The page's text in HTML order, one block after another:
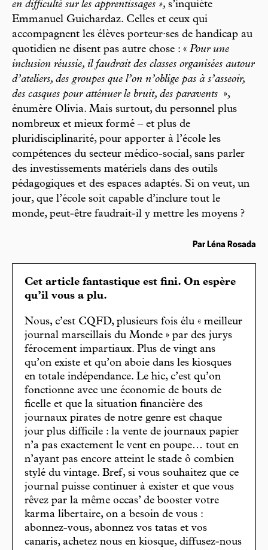
en difficulté sur les apprentissages », s’inquiète
Emmanuel Guichardaz. Celles et ceux qui
accompagnent les élèves porteur·ses de handicap au
quotidien ne disent pas autre chose : « Pour une
inclusion réussie, il faudrait des classes organisées autour
d’ateliers, des groupes que l’on n’oblige pas à s’asseoir,
des casques pour atténuer le bruit, des paravents »,
énumère Olivia. Mais surtout, du personnel plus
nombreux et mieux formé – et plus de
pluridisciplinarité, pour apporter à l’école les
compétences du secteur médico-social, sans parler
des investissements matériels dans des outils
pédagogiques et des espaces adaptés. Si on veut, un
jour, que l’école soit capable d’inclure tout le
monde, peut-être faudrait-il y mettre les moyens ?
Par Léna Rosada
Cet article fantastique est fini. On espère
qu’il vous a plu.
Nous, c’est CQFD, plusieurs fois élu « meilleur
journal marseillais du Monde » par des jurys
férocement impartiaux. Plus de vingt ans
qu’on existe et qu’on aboie dans les kiosques
en totale indépendance. Le hic, c’est qu’on
fonctionne avec une économie de bouts de
ficelle et que la situation financière des
journaux pirates de notre genre est chaque
jour plus difficile : la vente de journaux papier
n’a pas exactement le vent en poupe… tout en
n’ayant pas encore atteint le stade ô combien
stylé du vintage. Bref, si vous souhaitez que ce
journal puisse continuer à exister et que vous
rêvez par la même occas’ de booster votre
karma libertaire, on a besoin de vous :
abonnez-vous, abonnez vos tatas et vos
canaris, achetez nous en kiosque, diffusez-nous